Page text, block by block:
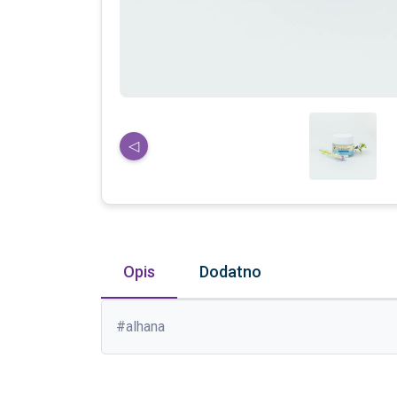
◁
Opis Dodatno
#alhana